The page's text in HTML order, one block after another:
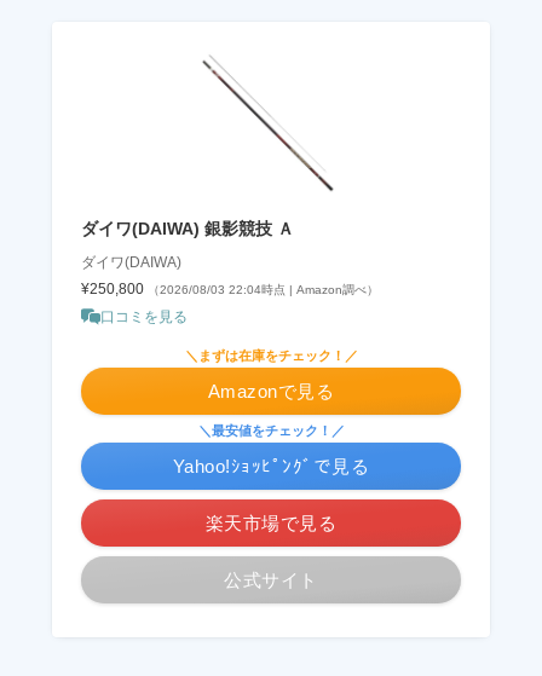
ダイワ(DAIWA) 銀影競技 Ａ
ダイワ(DAIWA)
¥250,800
（2026/08/03 22:04時点 | Amazon調べ）
口コミを見る
＼まずは在庫をチェック！／
Amazonで見る
楽天市場で見る
＼最安値をチェック！／
Yahoo!ｼｮｯﾋﾟﾝｸﾞで見る
公式サイト